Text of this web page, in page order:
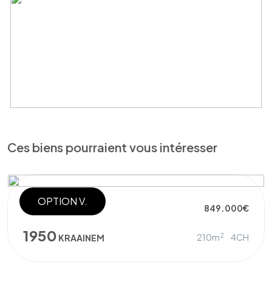
Ces biens pourraient vous intéresser
OPTION V.
VILLA 849.000€
1950 KRAAINEM 210m2 4CH